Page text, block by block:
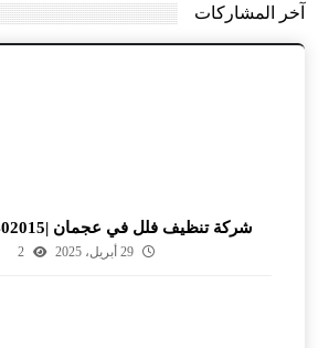
آخر المشاركات
شركة تنظيف فلل في عجمان |0526402015| تعقيم
29 أبريل، 2025 2